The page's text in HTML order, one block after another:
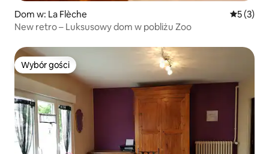
Dom w: La Flèche Średnia
5 (3)
New retro – Luksusowy dom w pobliżu Zoo
Wybór gości
Wybór gości